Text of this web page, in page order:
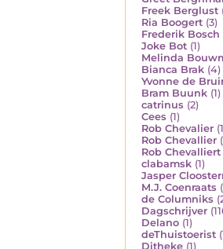
Freek Berglust
Ria Boogert (3)
Frederik Bosch
Joke Bot (1)
Melinda
Bianca Brak (4)
Yvonne de
Bram Buunk (1)
catrinus (2)
Cees (1)
Rob Chevalier
Rob Chevallier
Rob Chevalliert
clabamsk (1)
Jasper
M.J. Coenraats
de Columniks
Dagschrijver
Delano (1)
deThuistoerist
Ditheke (1)